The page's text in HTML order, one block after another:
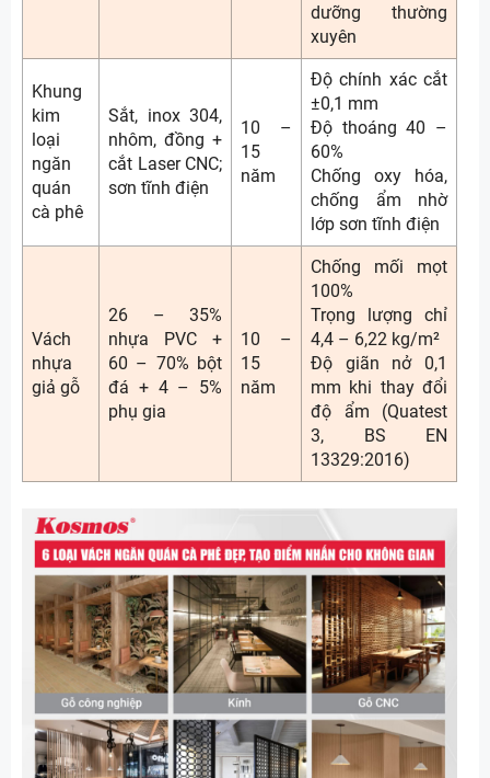
dưỡng thường
xuyên
Khung
kim
loại
ngăn
quán
cà phê
Sắt, inox 304,
nhôm, đồng +
cắt Laser CNC;
sơn tĩnh điện
10 –
15
năm
Độ chính xác cắt
±0,1 mm
Độ thoáng 40 –
60%
Chống oxy hóa,
chống ẩm nhờ
lớp sơn tĩnh điện
Vách
nhựa
giả gỗ
26 – 35%
nhựa PVC +
60 – 70% bột
đá + 4 – 5%
phụ gia
10 –
15
năm
Chống mối mọt
100%
Trọng lượng chỉ
4,4 – 6,22 kg/m²
Độ giãn nở 0,1
mm khi thay đổi
độ ẩm (Quatest
3, BS EN
13329:2016)